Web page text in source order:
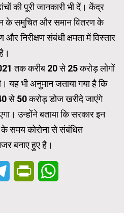
की पूरी जानकारी भी दें। केंद्र
के समुचित और समान वितरण के
निरीक्षण संबंधी क्षमता में विस्तार
तक करीब 20 से 25 करोड़ लोगों
यह भी अनुमान जताया गया है कि
से 50 करोड़ डोज खरीदे जाएंगे
उन्होंने बताया कि सरकार इन
समय कोरोना से संबंधित
बनाए हुए है।
TelegramPrintFriendly